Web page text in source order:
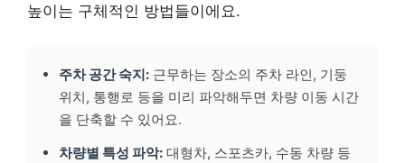
높이는 구체적인 방법들이에요.
주차 공간 숙지: 근무하는 장소의 주차 라인, 기둥
위치, 통행로 등을 미리 파악해두면 차량 이동 시간
을 단축할 수 있어요.
차량별 특성 파악: 대형차, 스포츠카, 수동 차량 등